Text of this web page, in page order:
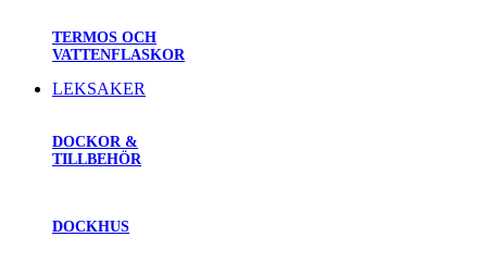
TERMOS OCH
VATTENFLASKOR
LEKSAKER
DOCKOR &
TILLBEHÖR
DOCKHUS